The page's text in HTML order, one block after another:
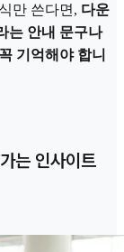
만 쓴다면, 다운
는 안내 문구나
기억해야 합니
는 인사이트